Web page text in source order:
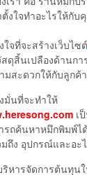
งใจทำอะไรให้กับ
ใจที่จะสร้างเว็บไซต์
ดุสิ้นเปลืองด้านก
มสะดวกให้กับลูกค้
มั่นที่จะทำให้
เป็
รถค้นหาหมึกพิมพ์
มถึง อุปกรณ์และอ
ริหารจัดการต้นทุน